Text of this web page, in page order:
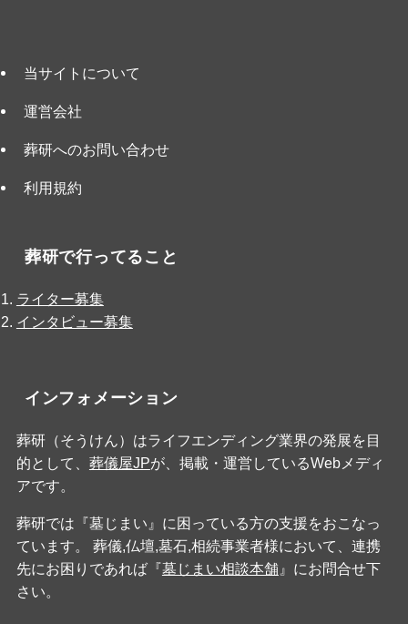
当サイトについて
運営会社
葬研へのお問い合わせ
利用規約
葬研で行ってること
ライター募集
インタビュー募集
インフォメーション
葬研（そうけん）はライフエンディング業界の発展を目
的として、 葬儀屋JPが、掲載・運営しているWebメディ
アです。
葬研では『墓じまい』に困っている方の支援をおこなっ
ています。 葬儀,仏壇,墓石,相続事業者様において、連携
先にお困りであれば『墓じまい相談本舗』にお問合せ下
さい。